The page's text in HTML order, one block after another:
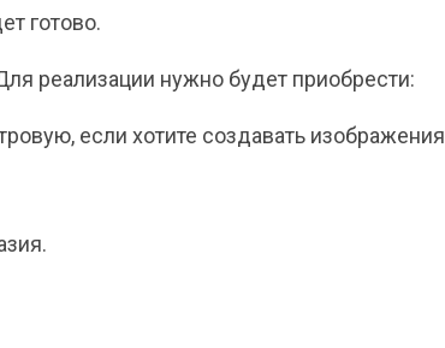
готово.
реализации нужно будет приобрести:
если хотите создавать изображения